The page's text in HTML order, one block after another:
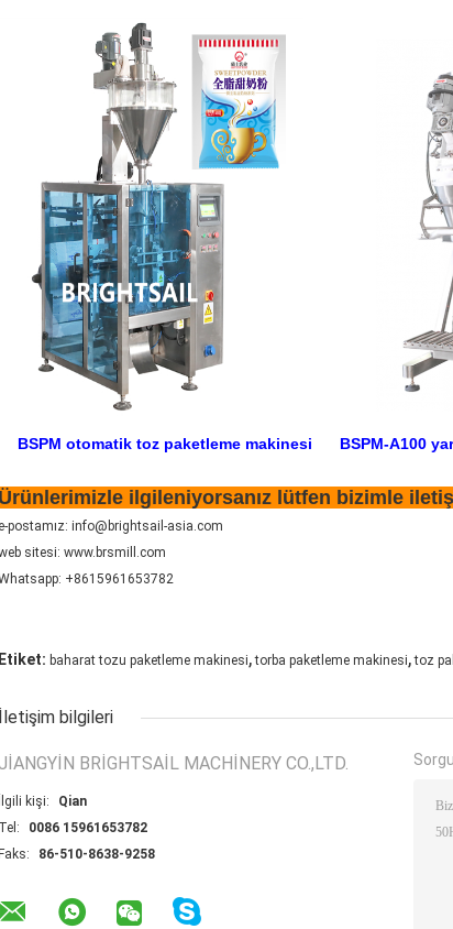
BSPM otomatik toz paketleme makinesi BSPM-A100
Ürünlerimizle ilgileniyorsanız lütfen bizimle
e-postamız: info@brightsail-asia.com
sitesi: www.brsmill.com
+8615961653782
Etiket: baharat tozu paketleme makinesi, torba paketleme makinesi, toz
İletişim bilgileri
JIANGYIN BRIGHTSAIL MACHINERY CO.,LTD.
İlgili kişi:
Qian
Tel:
0086 15961653782
Faks:
86-510-8638-9258